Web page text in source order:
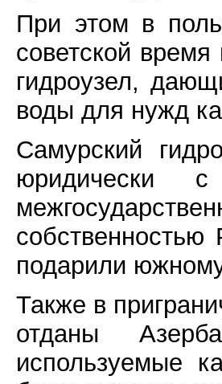
При этом в
советской
гидроузел,
воды для нужд
Самурский
юридически
подарили
Также в
отданы
используемые